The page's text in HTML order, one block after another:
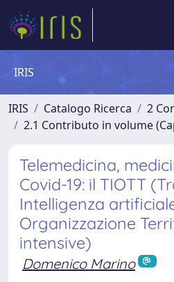
IRIS
IRIS Catalogo Ricerca
2
2.1 Contributo in volume
Telemedicina,
Covid-19: il TIOTT
Intelligenza
Organizzazione
intensive)
Domenico Marino